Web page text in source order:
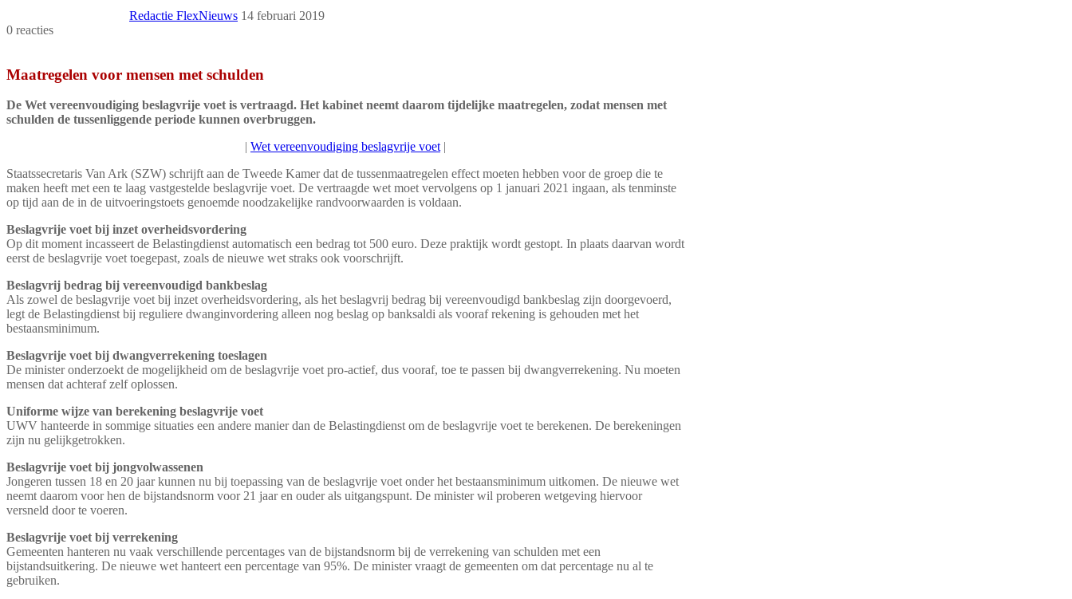
Redactie FlexNieuws 14 februari 2019
0 reacties
Maatregelen voor mensen met schulden
De Wet vereenvoudiging beslagvrije voet is vertraagd. Het kabinet neemt daarom tijdelijke maatregelen, zodat mensen met
schulden de tussenliggende periode kunnen overbruggen.
| Wet vereenvoudiging beslagvrije voet |
Staatssecretaris Van Ark (SZW) schrijft aan de Tweede Kamer dat de tussenmaatregelen effect moeten hebben voor de groep die te
maken heeft met een te laag vastgestelde beslagvrije voet. De vertraagde wet moet vervolgens op 1 januari 2021 ingaan, als tenminste
op tijd aan de in de uitvoeringstoets genoemde noodzakelijke randvoorwaarden is voldaan.
Beslagvrije voet bij inzet overheidsvordering
Op dit moment incasseert de Belastingdienst automatisch een bedrag tot 500 euro. Deze praktijk wordt gestopt. In plaats daarvan wordt
eerst de beslagvrije voet toegepast, zoals de nieuwe wet straks ook voorschrijft.
Beslagvrij bedrag bij vereenvoudigd bankbeslag
Als zowel de beslagvrije voet bij inzet overheidsvordering, als het beslagvrij bedrag bij vereenvoudigd bankbeslag zijn doorgevoerd,
legt de Belastingdienst bij reguliere dwanginvordering alleen nog beslag op banksaldi als vooraf rekening is gehouden met het
bestaansminimum.
Beslagvrije voet bij dwangverrekening toeslagen
De minister onderzoekt de mogelijkheid om de beslagvrije voet pro-actief, dus vooraf, toe te passen bij dwangverrekening. Nu moeten
mensen dat achteraf zelf oplossen.
Uniforme wijze van berekening beslagvrije voet
UWV hanteerde in sommige situaties een andere manier dan de Belastingdienst om de beslagvrije voet te berekenen. De berekeningen
zijn nu gelijkgetrokken.
Beslagvrije voet bij jongvolwassenen
Jongeren tussen 18 en 20 jaar kunnen nu bij toepassing van de beslagvrije voet onder het bestaansminimum uitkomen. De nieuwe wet
neemt daarom voor hen de bijstandsnorm voor 21 jaar en ouder als uitgangspunt. De minister wil proberen wetgeving hiervoor
versneld door te voeren.
Beslagvrije voet bij verrekening
Gemeenten hanteren nu vaak verschillende percentages van de bijstandsnorm bij de verrekening van schulden met een
bijstandsuitkering. De nieuwe wet hanteert een percentage van 95%. De minister vraagt de gemeenten om dat percentage nu al te
gebruiken.